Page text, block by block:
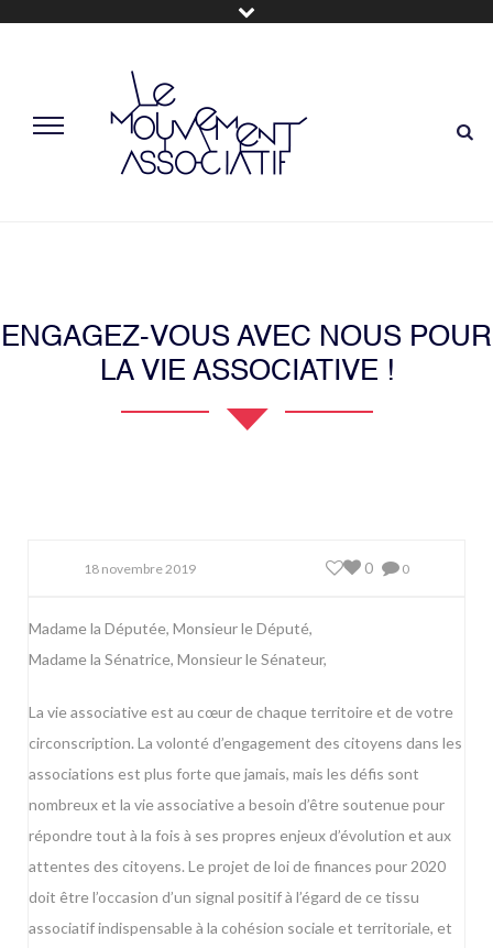
ENGAGEZ-VOUS AVEC NOUS POUR
LA VIE ASSOCIATIVE !
18 novembre 2019 0
0
Madame la Députée, Monsieur le Député,
Madame la Sénatrice, Monsieur le Sénateur,
La vie associative est au cœur de chaque territoire et de votre
circonscription. La volonté d’engagement des citoyens dans les
associations est plus forte que jamais, mais les défis sont
nombreux et la vie associative a besoin d’être soutenue pour
répondre tout à la fois à ses propres enjeux d’évolution et aux
attentes des citoyens. Le projet de loi de finances pour 2020
doit être l’occasion d’un signal positif à l’égard de ce tissu
associatif indispensable à la cohésion sociale et territoriale, et